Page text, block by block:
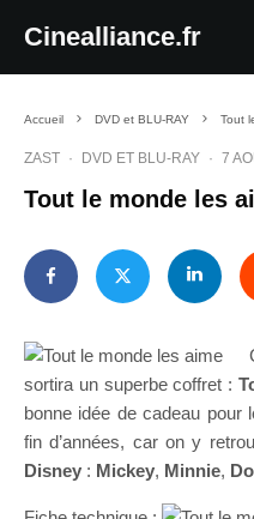
Cinealliance.fr
Accueil DVD et BLU-RAY Tout
ZAST · DVD ET BLU-RAY · 7
Tout le monde les
sortira un superbe coffret :
bonne idée de cadeau
fin d’années, car on y
Disney : Mickey, Minnie,